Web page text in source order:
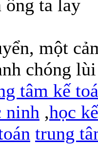
ông ta lay
một
chóng
tâm kế
ninh ,học
trung